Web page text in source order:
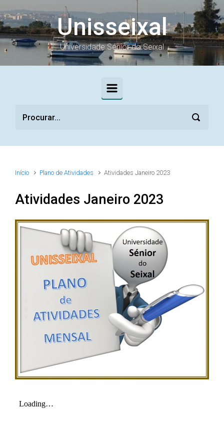
Skip to main content
Unisseixal
Universidade Sénior do Seixal
Início Plano de Atividades Atividades Janeiro 2023
Atividades Janeiro 2023